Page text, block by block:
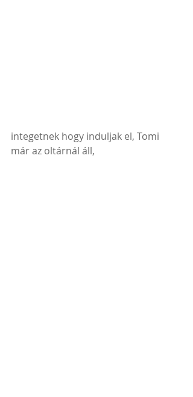
integetnek hogy induljak el, Tomi
már az oltárnál áll,